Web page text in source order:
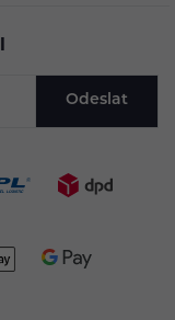
Odeslat